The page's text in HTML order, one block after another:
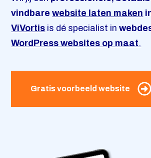
Zoeken
vindbarewebsite laten maken
ViVortis is dé specialist in
WordPress websites op maat.
Gratis voorbeeld website